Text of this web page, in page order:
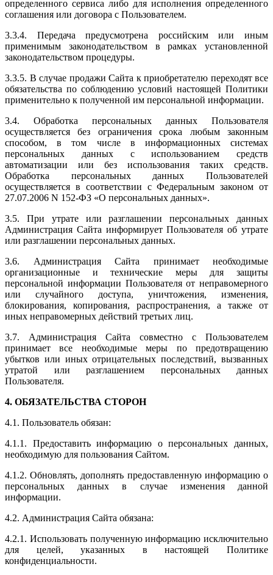
определенного сервиса либо для исполнения определенного
соглашения или договора с Пользователем.
3.3.4. Передача предусмотрена российским или иным
применимым законодательством в рамках установленной
законодательством процедуры.
3.3.5. В случае продажи Сайта к приобретателю переходят все
обязательства по соблюдению условий настоящей Политики
применительно к полученной им персональной информации.
3.4. Обработка персональных данных Пользователя
осуществляется без ограничения срока любым законным
способом, в том числе в информационных системах
персональных данных с использованием средств
автоматизации или без использования таких средств.
Обработка персональных данных Пользователей
осуществляется в соответствии с Федеральным законом от
27.07.2006 N 152-ФЗ «О персональных данных».
3.5. При утрате или разглашении персональных данных
Администрация Сайта информирует Пользователя об утрате
или разглашении персональных данных.
3.6. Администрация Сайта принимает необходимые
организационные и технические меры для защиты
персональной информации Пользователя от неправомерного
или случайного доступа, уничтожения, изменения,
блокирования, копирования, распространения, а также от
иных неправомерных действий третьих лиц.
3.7. Администрация Сайта совместно с Пользователем
принимает все необходимые меры по предотвращению
убытков или иных отрицательных последствий, вызванных
утратой или разглашением персональных данных
Пользователя.
4. ОБЯЗАТЕЛЬСТВА СТОРОН
4.1. Пользователь обязан:
4.1.1. Предоставить информацию о персональных данных,
необходимую для пользования Сайтом.
4.1.2. Обновлять, дополнять предоставленную информацию о
персональных данных в случае изменения данной
информации.
4.2. Администрация Сайта обязана:
4.2.1. Использовать полученную информацию исключительно
для целей, указанных в настоящей Политике
конфиденциальности.